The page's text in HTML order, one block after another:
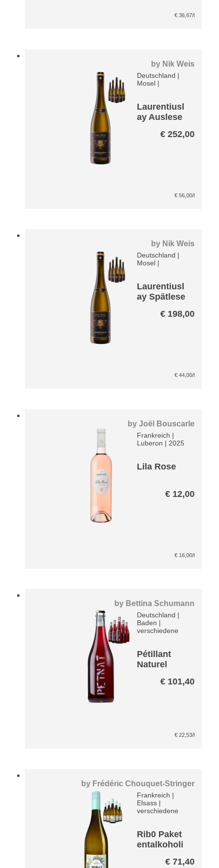
€36,67/l
by Nik Weis
Deutschland |
Mosel |
Laurentiusl
ay Auslese
VDP Große
€252,00
€56,00/l
by Nik Weis
Deutschland |
Mosel |
Laurentiusl
ay Spätlese
VDP Große
€198,00
€44,00/l
by Joël Bouscarle
Frankreich |
Luberon | 2025
Lila Rose
€12,00
€16,00/l
by Bettina Schumann
Deutschland |
Baden |
verschiedene
Pétillant
Naturel
€101,40
€22,53/l
by Frédéric Chouquet-Stringer
Frankreich |
Elsass |
verschiedene
Rib0 Paket
entalkoholi
€71,40